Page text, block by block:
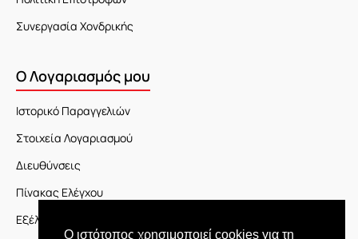
Ο ιστότοπος χρησιμοποιεί cookies για τη
Συνεργασία Χονδρικής
Ο Λογαριασμός μου
Ιστορικό Παραγγελιών
Στοιχεία Λογαριασμού
Διευθύνσεις
Πίνακας Ελέγχου
Εξέλιξη Παραγγελίας